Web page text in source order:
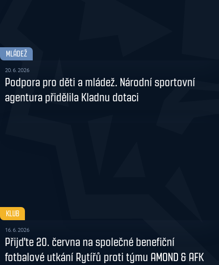
MLÁDEŽ
20. 6. 2026
Podpora pro děti a mládež. Národní sportovní
agentura přidělila Kladnu dotaci
KLUB
16. 6. 2026
Přijďte 20. června na společné benefiční
fotbalové utkání Rytířů proti týmu AMOND & AFK